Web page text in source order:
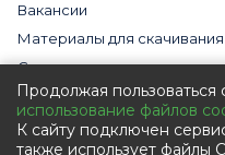
Вакансии
Материалы для скачивания
Cогласие на
Обработка персональных
«Яндекс.Метрика»
Политика в отношении
Продолжая пользоваться
использование файлов
К сайту подключен
также использует файлы